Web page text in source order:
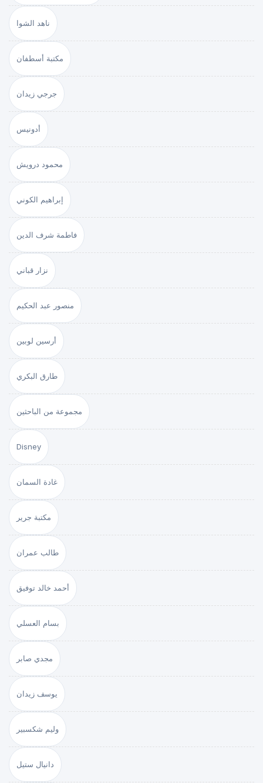
ناهد الشوا
مكتبة أسطفان
جرجي زيدان
أدونيس
محمود درويش
إبراهيم الكوني
فاطمة شرف الدين
نزار قباني
منصور عبد الحكيم
أرسين لوبين
طارق البكري
مجموعة من الباحثين
Disney
غادة السمان
مكتبة جرير
طالب عمران
أحمد خالد توفيق
بسام العسلي
مجدي صابر
يوسف زيدان
وليم شكسبير
دانيال ستيل